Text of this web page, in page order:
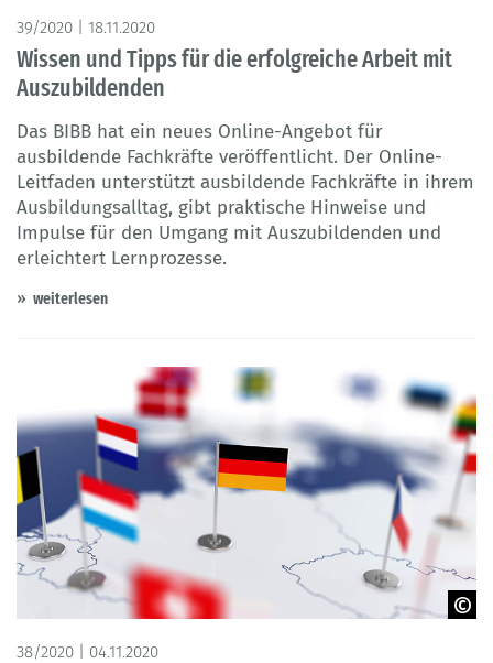
©auremar - Adobe Stock
39/2020 | 18.11.2020
Wissen und Tipps für die erfolgreiche Arbeit mit
Auszubildenden
Das BIBB hat ein neues Online-Angebot für
ausbildende Fachkräfte veröffentlicht. Der Online-
Leitfaden unterstützt ausbildende Fachkräfte in ihrem
Ausbildungsalltag, gibt praktische Hinweise und
Impulse für den Umgang mit Auszubildenden und
erleichtert Lernprozesse.
weiterlesen
©Denys Rudyi -Adobe Stock
38/2020 | 04.11.2020